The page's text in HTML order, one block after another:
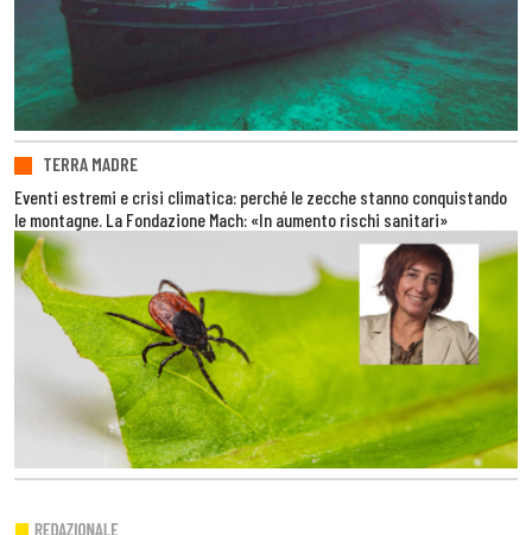
TERRA MADRE
Eventi estremi e crisi climatica: perché le zecche stanno conquistando
le montagne. La Fondazione Mach: «In aumento rischi sanitari»